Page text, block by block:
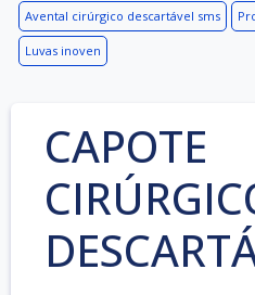
Avental cirúrgico descartável sms
Luvas inoven
CAPOTE